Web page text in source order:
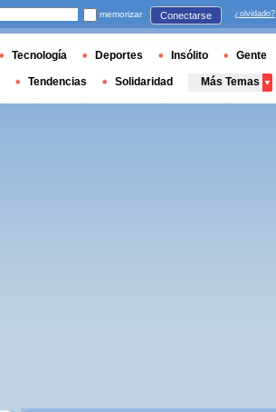
memorizar Conectarse ¿olvidado?
Tecnología Deportes Insólito Gente
Tendencias Solidaridad Más Temas